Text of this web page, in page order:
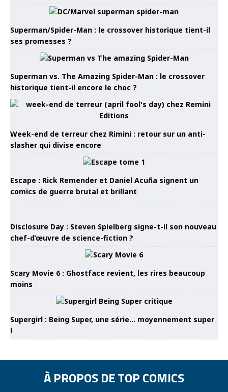
Superman/Spider-Man : le crossover historique tient-il
ses promesses ?
Superman vs. The Amazing Spider-Man : le crossover
historique tient-il encore le choc ?
Week-end de terreur chez Rimini : retour sur un anti-
slasher qui divise encore
Escape : Rick Remender et Daniel Acuña signent un
comics de guerre brutal et brillant
Disclosure Day : Steven Spielberg signe-t-il son nouveau
chef-d’œuvre de science-fiction ?
Scary Movie 6 : Ghostface revient, les rires beaucoup
moins
Supergirl : Being Super, une série… moyennement super
!
À PROPOS DE TOP COMICS